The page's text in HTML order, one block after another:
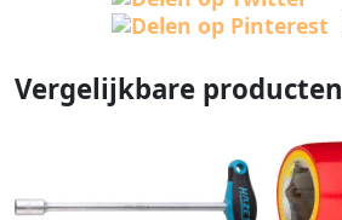
Vergelijkbare producten